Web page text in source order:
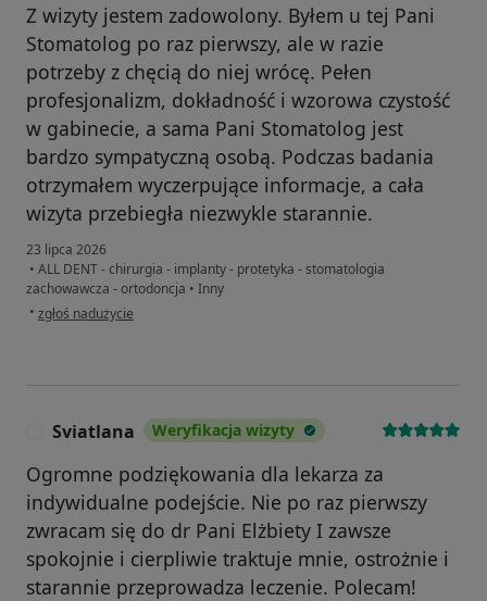
Z wizyty jestem zadowolony. Byłem u tej Pani
Stomatolog po raz pierwszy, ale w razie
potrzeby z chęcią do niej wrócę. Pełen
profesjonalizm, dokładność i wzorowa czystość
w gabinecie, a sama Pani Stomatolog jest
bardzo sympatyczną osobą. Podczas badania
otrzymałem wyczerpujące informacje, a cała
wizyta przebiegła niezwykle starannie.
23 lipca 2026
• ALL DENT - chirurgia - implanty - protetyka - stomatologia
zachowawcza - ortodoncja • Inny
• w opinii użytkownika Mariusz
zgłoś nadużycie
Sviatlana Weryfikacja wizyty
Ogromne podziękowania dla lekarza za
indywidualne podejście. Nie po raz pierwszy
zwracam się do dr Pani Elżbiety I zawsze
spokojnie i cierpliwie traktuje mnie, ostrożnie i
starannie przeprowadza leczenie. Polecam!